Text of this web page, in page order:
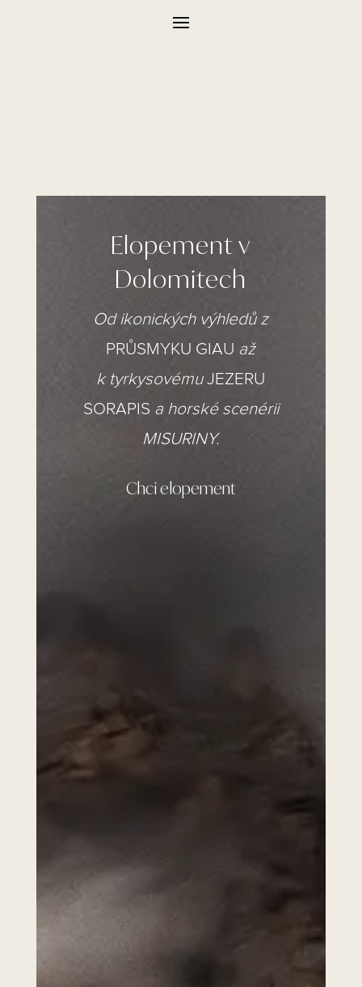
Elopement v
Dolomitech
Od ikonických výhledů z
PRŮSMYKU GIAU až
k tyrkysovémuJEZERU
SORAPIS a horské scenérii
MISURINY.
Chci elopement